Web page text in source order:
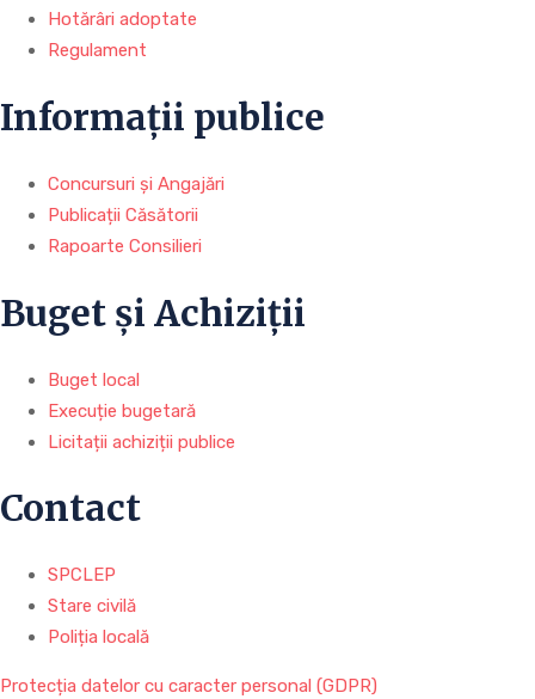
Hotărâri adoptate
Regulament
Informații publice
Concursuri și Angajări
Publicații Căsătorii
Rapoarte Consilieri
Buget și Achiziții
Buget local
Execuție bugetară
Licitații achiziții publice
Contact
SPCLEP
Stare civilă
Poliția locală
Protecția datelor cu caracter personal (GDPR)